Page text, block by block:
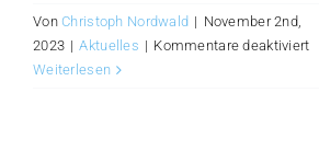
VonChristoph Nordwald | November 2nd,
2023 | Aktuelles | Kommentare deaktiviertfür
Weiterlesen